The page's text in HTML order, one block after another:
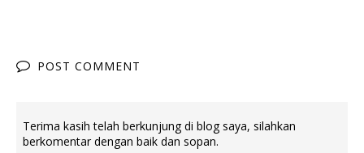
POST COMMENT
Terima kasih telah berkunjung di blog saya, silahkan
berkomentar dengan baik dan sopan.